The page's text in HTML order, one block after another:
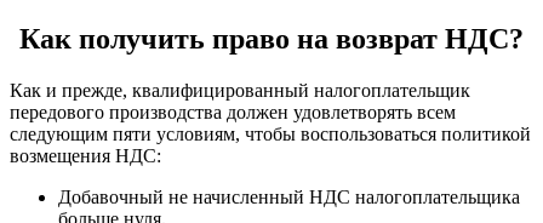
Как получить право на возврат НДС?
Как и прежде, квалифицированный налогоплательщик
передового производства должен удовлетворять всем
следующим пяти условиям, чтобы воспользоваться политикой
возмещения НДС:
Добавочный не начисленный НДС налогоплательщика